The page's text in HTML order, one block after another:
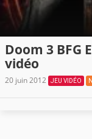
Doom 3 BFG
vidéo
20 juin 2012 JEU VIDÉO